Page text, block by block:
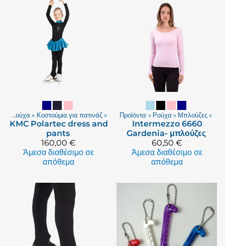
Ρούχα ‪» Κοστούμια για πατινάζ ‪»
KMC Polartec dress and
pants
160,00 €
Άμεσα διαθέσιμο σε
απόθεμα
Προϊόντα ‪» Ρούχα ‪» Μπλούζες ‪»
Intermezzo 6660
Gardenia- μπλούζες
60,50 €
Άμεσα διαθέσιμο σε
απόθεμα